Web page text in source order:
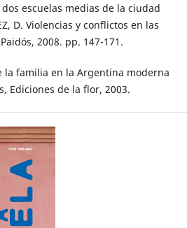
escuelas medias de la ciudad
D. Violencias y conflictos en las
2008. pp. 147-171.
la familia en la Argentina moderna
Ediciones de la flor, 2003.